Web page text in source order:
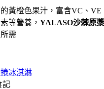
黃橙色果汁，富含VC、VE
等營養， YALASO沙棘原漿
需
冰淇淋
記